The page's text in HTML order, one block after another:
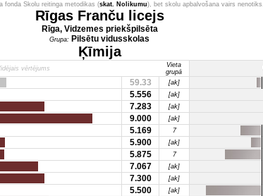
fonda Skolu reitinga metodikas (skat. Nolikumu), bet skolu apbalvošana vairs nenotiks.
Rīgas Franču licejs
Rīga, Vidzemes priekšpilsēta
Grupa: Pilsētu vidusskolas
Ķīmija
vērtējums
Vieta
grupā
59.33 [ak]
5.556 [ak]
7.283 [ak]
9.000 [ak]
5.169 7
5.900 [ak]
5.875 7
7.067 [ak]
7.300 [ak]
5.500 [ak]